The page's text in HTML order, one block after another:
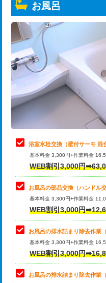
トーラー機使用/3mまで
追加トーラー機使用/3m超え
カメラ調査
桝清掃
止水・漏水調査・防水処理・
理・調整・分解・加工など
止水・漏水調査・防水処理
理・調整・分解・加工など（
止水・漏水調査・防水処理
理・調整・分解・加工など
トイレタンク脱着
トイレ便器脱着
タンクレストイレ脱着
小便器トイレ脱着
その他部品の脱着
お風呂
浴室水栓交換（壁付サーモ 混
基本料金 3,300円+作業料金
WEB割引3,000円
お風呂の部品交換（ハンドル交
基本料金 3,300円+作業料金
WEB割引3,000円
お風呂の排水詰まり除去作業
基本料金 3,300円+作業料金
WEB割引3,000円
お風呂の排水詰まり除去作業